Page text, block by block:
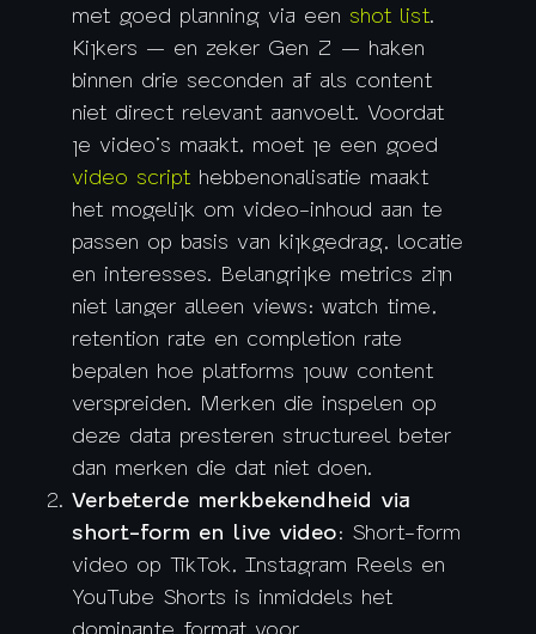
met goed planning via een shot list.
Kijkers — en zeker Gen Z — haken
binnen drie seconden af als content
niet direct relevant aanvoelt. Voordat
je video’s maakt, moet je een goed
video script hebbenonalisatie maakt
het mogelijk om video-inhoud aan te
passen op basis van kijkgedrag, locatie
en interesses. Belangrijke metrics zijn
niet langer alleen views: watch time,
retention rate en completion rate
bepalen hoe platforms jouw content
verspreiden. Merken die inspelen op
deze data presteren structureel beter
dan merken die dat niet doen.
Verbeterde merkbekendheid via
short-form en live video: Short-form
video op TikTok, Instagram Reels en
YouTube Shorts is inmiddels het
dominante format voor